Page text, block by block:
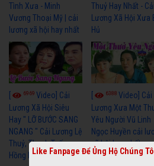
Tình Xưa - Minh
Vương Thoại Mỹ | cải
lương xã hội hay nhất
Thuỷ Hay Nhất - Cải
Lương Xã Hội Xưa
Hủ
6969 Video] Cải
Lương Xã Hội Siêu
Hay " LỠ BƯỚC SANG
NGANG " Cải Lương Lệ
Thuỷ, Thanh Tuấn,
Hồng Nga
6388Video] Cải
Lương Xưa Một
Yêu Người Vũ Linh
Ngọc Huyền cải
xã hội hay nhất
Like Fanpage Để Ủng Hộ Chúng